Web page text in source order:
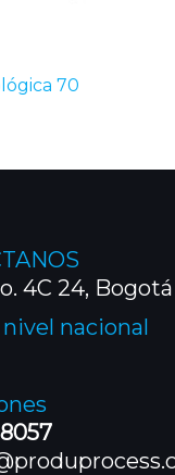
70
4C 24,
nivel nacional